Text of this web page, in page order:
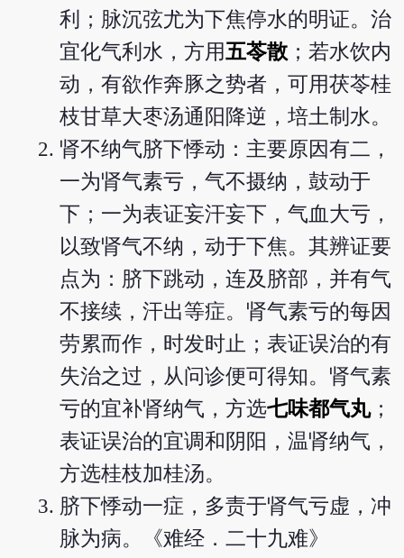
利；脉沉弦尤为下焦停水的明证。治
宜化气利水，方用五苓散 ；若水饮内
动，有欲作奔豚之势者，可用茯苓桂
枝甘草大枣汤通阳降逆，培土制水。
肾不纳气脐下悸动：主要原因有二，
一为肾气素亏，气不摄纳，鼓动于
下；一为表证妄汗妄下，气血大亏，
以致肾气不纳，动于下焦。其辨证要
点为：脐下跳动，连及脐部，并有气
不接续，汗出等症。肾气素亏的每因
劳累而作，时发时止；表证误治的有
失治之过，从问诊便可得知。肾气素
亏的宜补肾纳气，方选七味都气丸；
表证误治的宜调和阴阳，温肾纳气，
方选桂枝加桂汤。
脐下悸动一症，多责于肾气亏虚，冲
脉为病。《难经．二十九难》